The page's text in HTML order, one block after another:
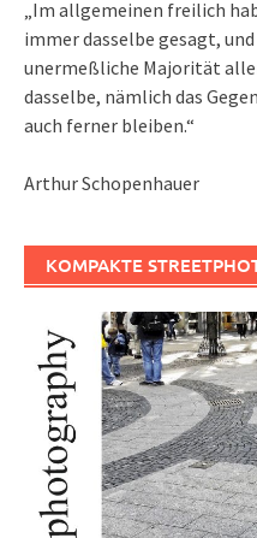
„Im allgemeinen freilich
immer dasselbe gesagt, und
unermeßliche Majorität
dasselbe, nämlich das
auch ferner bleiben.“
Arthur Schopenhauer
KOMPAKTE